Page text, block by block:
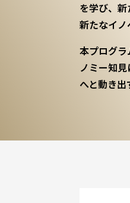
を学び、
新たなイノ
本プログ
ノミー知
へと動き出